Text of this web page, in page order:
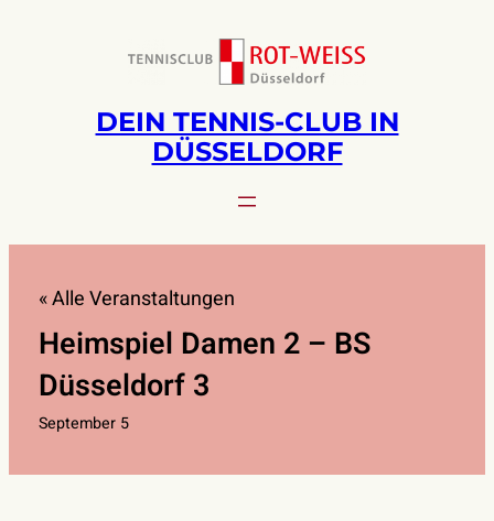
DEIN TENNIS-CLUB IN
DÜSSELDORF
« Alle Veranstaltungen
Heimspiel Damen 2 – BS
Düsseldorf 3
September 5